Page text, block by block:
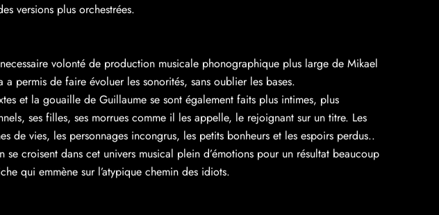
versions plus orchestrées.
volonté de production musicale phonographique plus large de Mikael
a permis de faire évoluer les sonorités, sans oublier les bases.
et la gouaille de Guillaume se sont également faits plus intimes, plus
ses filles, ses morrues comme il les appelle, le rejoignant sur un titre. Les
de vies, les personnages incongrus, les petits bonheurs et les espoirs perdus..
se croisent dans cet univers musical plein d’émotions pour un résultat beaucoup
qui emmène sur l’atypique chemin des idiots.